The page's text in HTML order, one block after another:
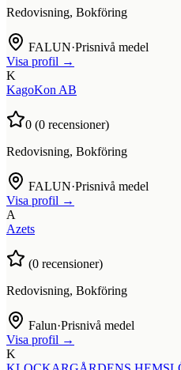
Redovisning, Bokföring
FALUN·Prisnivå medel
Visa profil →
K
KagoKon AB
0 (0 recensioner)
Redovisning, Bokföring
FALUN·Prisnivå medel
Visa profil →
A
Azets
(0 recensioner)
Redovisning, Bokföring
Falun·Prisnivå medel
Visa profil →
K